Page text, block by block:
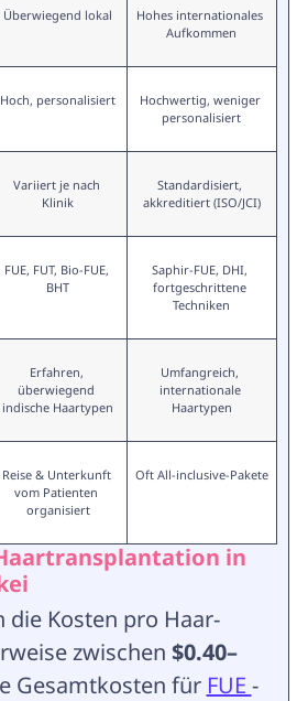
Überwiegend lokal
Hohes internationales
Aufkommen
Hoch, personalisiert
Hochwertig, weniger
personalisiert
Variiert je nach
Klinik
Standardisiert,
akkreditiert (ISO/JCI)
FUE, FUT, Bio-FUE,
BHT
Saphir-FUE, DHI,
fortgeschrittene
Techniken
Erfahren,
überwiegend
indische Haartypen
Umfangreich,
internationale
Haartypen
Reise & Unterkunft
vom Patienten
organisiert
Oft All-inclusive-Pakete
in
Kosten pro Haar-
zwischen $0.40–
Gesamtkosten für FUE -